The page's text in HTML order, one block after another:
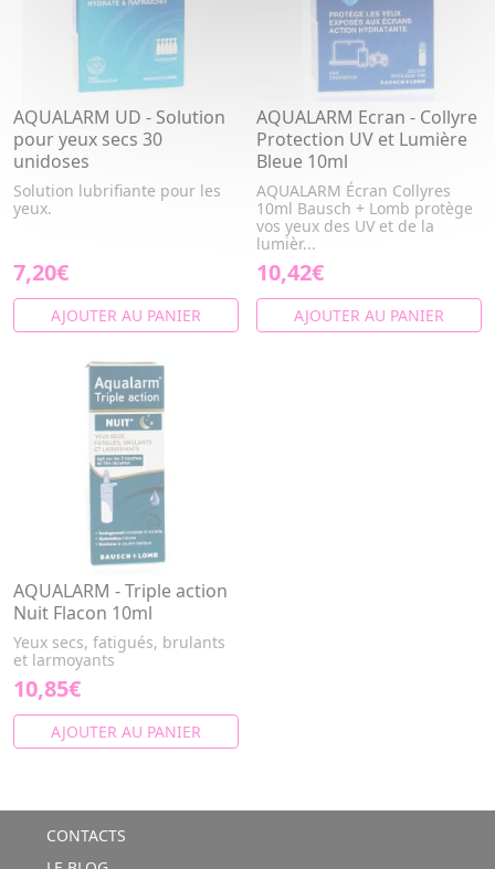
AQUALARM UD - Solution
pour yeux secs 30
unidoses
Solution lubrifiante pour les
yeux.
7,20€
AJOUTER AU PANIER
AQUALARM Ecran - Collyre
Protection UV et Lumière
Bleue 10ml
AQUALARM Écran Collyres
10ml Bausch + Lomb protège
vos yeux des UV et de la
lumièr...
10,42€
AJOUTER AU PANIER
AQUALARM - Triple action
Nuit Flacon 10ml
Yeux secs, fatigués, brulants
et larmoyants
10,85€
AJOUTER AU PANIER
CONTACTS